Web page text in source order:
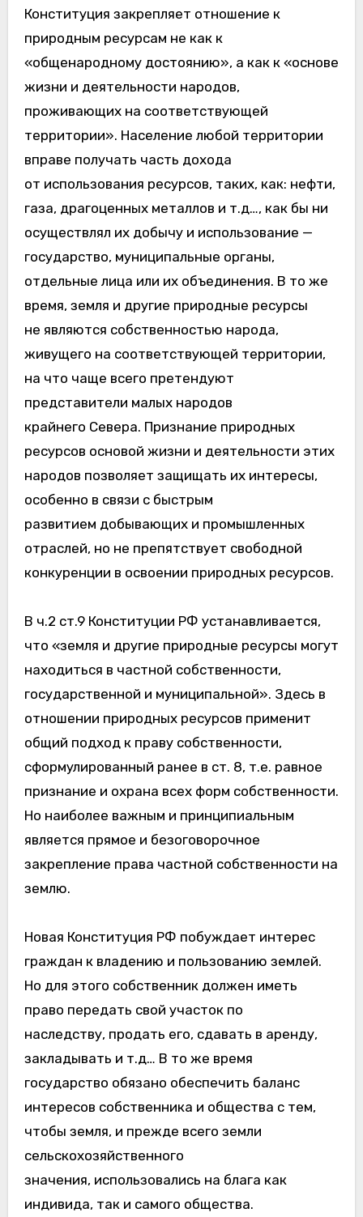
Конституция закрепляет отношение к
природным ресурсам не как к
«общенародному достоянию», а как к «основе
жизни и деятельности народов,
проживающих на соответствующей
территории». Население любой территории
вправе получать часть дохода
от использования ресурсов, таких, как: нефти,
газа, драгоценных металлов и т.д…, как бы ни
осуществлял их добычу и использование —
государство, муниципальные органы,
отдельные лица или их объединения. В то же
время, земля и другие природные ресурсы
не являются собственностью народа,
живущего на соответствующей территории,
на что чаще всего претендуют
представители малых народов
крайнего Севера. Признание природных
ресурсов основой жизни и деятельности этих
народов позволяет защищать их интересы,
особенно в связи с быстрым
развитием добывающих и промышленных
отраслей, но не препятствует свободной
конкуренции в освоении природных ресурсов.
В ч.2 ст.9 Конституции РФ устанавливается,
что «земля и другие природные ресурсы могут
находиться в частной собственности,
государственной и муниципальной». Здесь в
отношении природных ресурсов применит
общий подход к праву собственности,
сформулированный ранее в ст. 8, т.е. равное
признание и охрана всех форм собственности.
Но наиболее важным и принципиальным
является прямое и безоговорочное
закрепление права частной собственности на
землю.
Новая Конституция РФ побуждает интерес
граждан к владению и пользованию землей.
Но для этого собственник должен иметь
право передать свой участок по
наследству, продать его, сдавать в аренду,
закладывать и т.д… В то же время
государство обязано обеспечить баланс
интересов собственника и общества с тем,
чтобы земля, и прежде всего земли
сельскохозяйственного
значения, использовались на блага как
индивида, так и самого общества.